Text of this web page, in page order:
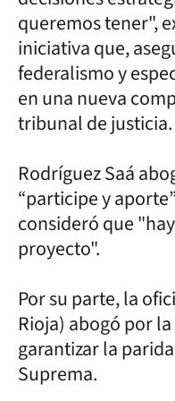
queremos tener",
iniciativa que,
federalismo y
en una nueva
tribunal de justicia.
Rodríguez Saá
“participe y
consideró que
proyecto".
Por su parte, la
Rioja) abogó por
garantizar la
Suprema.